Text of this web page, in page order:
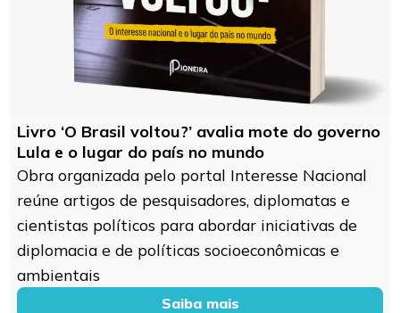
Livro ‘O Brasil voltou?’ avalia mote do governo
Lula e o lugar do país no mundo
Obra organizada pelo portal Interesse Nacional
reúne artigos de pesquisadores, diplomatas e
cientistas políticos para abordar iniciativas de
diplomacia e de políticas socioeconômicas e
ambientais
Saiba mais